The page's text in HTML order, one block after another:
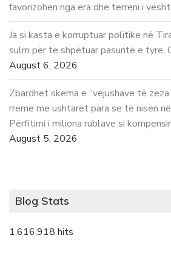
favorizohen nga era dhe terreni i
Ja si kasta e korruptuar politike në
sulm për të shpëtuar pasuritë e tyre,
August 6, 2026
Zbardhet skema e “vejushave të
rreme me ushtarët para se të nisen
Përfitimi i miliona rublave si
August 5, 2026
Blog Stats
1,616,918 hits